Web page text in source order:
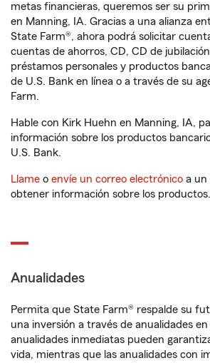
metas financieras, queremos ser su
en Manning, IA. Gracias a una alianza
State Farm®, ahora podrá solicitar
cuentas de ahorros, CD, CD de
préstamos personales y productos
de U.S. Bank en línea o a través de su
Farm.
Hable con Kirk Huehn en Manning, IA,
información sobre los productos
U.S. Bank.
Llame o envíe un correo electrónico a un
obtener información sobre los productos.
Anualidades
Permita que State Farm® respalde su
una inversión a través de anualidades
anualidades inmediatas pueden
vida, mientras que las anualidades con